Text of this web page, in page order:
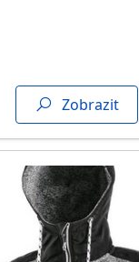
Zobrazit